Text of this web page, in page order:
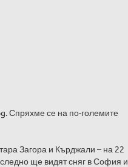
Спряхме се на по-големите
Загора и Кърджали – на 22
ще видят сняг в София и